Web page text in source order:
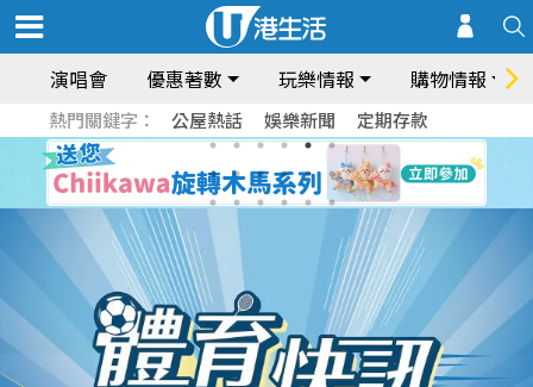
演唱會 優惠著數 玩樂情報 購物情報
熱門關鍵字： 公屋熱話 娛樂新聞 定期存款